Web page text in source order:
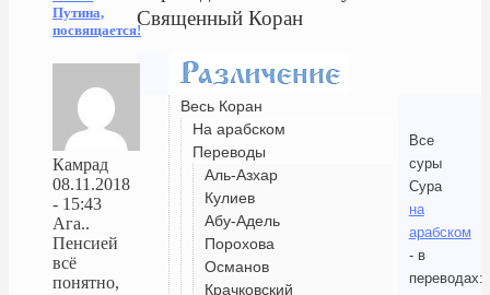
Священный Коран
Весь Коран
На арабском
Переводы
Аль-Азхар
Кулиев
Абу-Адель
Порохова
Османов
Крачковский
Все
суры
Сура
на
арабском
- в
переводах:
Путина,
посвящается!
Камрад
08.11.2018
- 15:43
Ага..
Пенсией
всё
понятно,